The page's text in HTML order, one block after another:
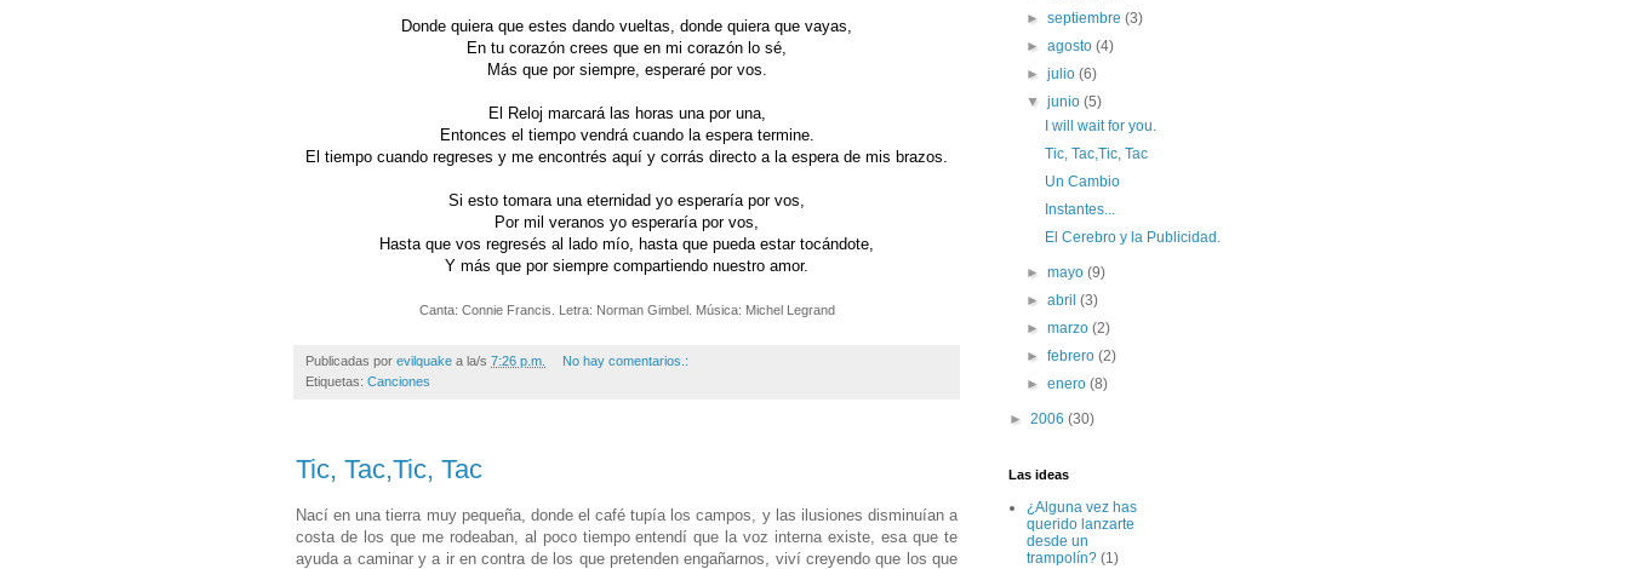
Donde quiera que estes dando vueltas, donde quiera que vayas,
En tu corazón crees que en mi corazón lo sé,
Más que por siempre, esperaré por vos.
El Reloj marcará las horas una por una,
Entonces el tiempo vendrá cuando la espera termine.
El tiempo cuando regreses y me encontrés aquí y corrás directo a la espera de mis brazos.
Si esto tomara una eternidad yo esperaría por vos,
Por mil veranos yo esperaría por vos,
Hasta que vos regresés al lado mío, hasta que pueda estar tocándote,
Y más que por siempre compartiendo nuestro amor.
Canta: Connie Francis. Letra: Norman Gimbel. Música: Michel Legrand
Publicadas por evilquake a la/s 7:26 p.m.
No hay comentarios.:
Etiquetas: Canciones
Tic, Tac,Tic, Tac
Nací en una tierra muy pequeña, donde el café tupía los campos, y las ilusiones disminuían a
costa de los que me rodeaban, al poco tiempo entendí que la voz interna existe, esa que te
ayuda a caminar y a ir en contra de los que pretenden engañarnos, viví creyendo que los que
►septiembre(3)
►agosto(4)
►julio(6)
▼junio(5)
I will wait for you.
Tic, Tac,Tic, Tac
Un Cambio
Instantes...
El Cerebro y la Publicidad.
►mayo(9)
►abril(3)
►marzo(2)
►febrero(2)
►enero(8)
► 2006 (30)
Las ideas
¿Alguna vez has
querido lanzarte
desde un
trampolín? (1)